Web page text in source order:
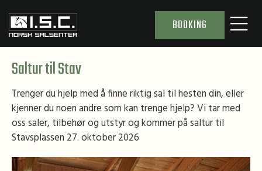
BOOKING
Saltur til Stav
Trenger du hjelp med å finne riktig sal til hesten din, eller
kjenner du noen andre som kan trenge hjelp? Vi tar med
oss saler, tilbehør og utstyr og kommer på saltur til
Stavsplassen 27. oktober 2026